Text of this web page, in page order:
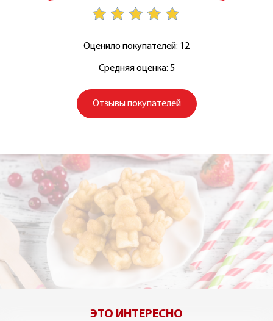
Оценило покупателей: 12
Средняя оценка: 5
Отзывы покупателей
ЭТО ИНТЕРЕСНО